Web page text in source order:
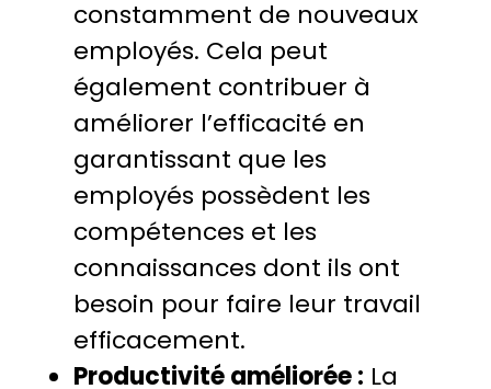
constamment de nouveaux
employés. Cela peut
également contribuer à
améliorer l’efficacité en
garantissant que les
employés possèdent les
compétences et les
connaissances dont ils ont
besoin pour faire leur travail
efficacement.
Productivité améliorée : La